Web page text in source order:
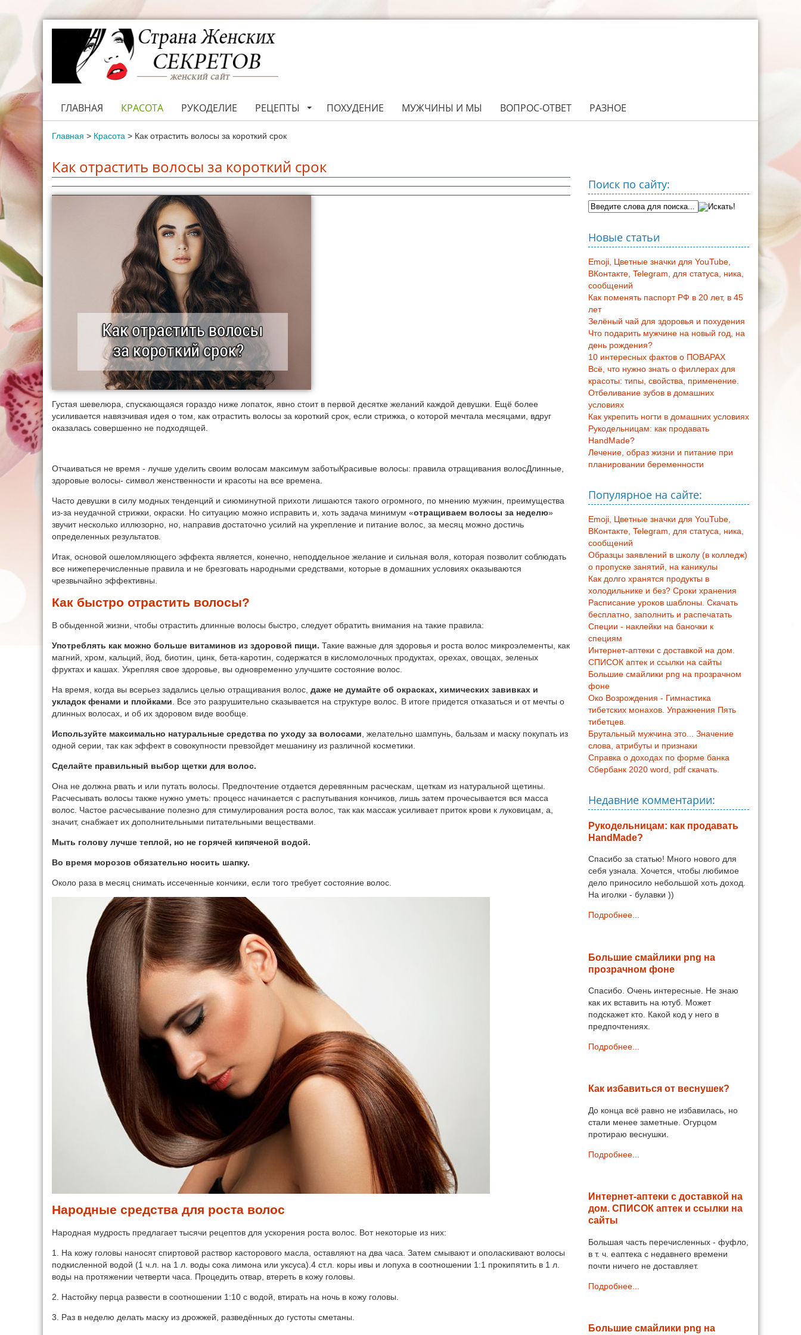
ГЛАВНАЯ КРАСОТА РУКОДЕЛИЕ РЕЦЕПТЫ ПОХУДЕНИЕ МУЖЧИНЫ И МЫ ВОПРОС-ОТВЕТ РАЗНОЕ
Главная > Красота > Как отрастить волосы за короткий срок
Как отрастить волосы за короткий срок
Густая шевелюра, спускающаяся гораздо ниже лопаток, явно стоит в первой десятке желаний каждой девушки. Ещё более
усиливается навязчивая идея о том, как отрастить волосы за короткий срок, если стрижка, о которой мечтала месяцами, вдруг
оказалась совершенно не подходящей.
Отчаиваться не время - лучше уделить своим волосам максимум заботыКрасивые волосы: правила отращивания волосДлинные,
здоровые волосы- символ женственности и красоты на все времена.
Часто девушки в силу модных тенденций и сиюминутной прихоти лишаются такого огромного, по мнению мужчин, преимущества
из-за неудачной стрижки, окраски. Но ситуацию можно исправить и, хоть задача минимум «отращиваем волосы за неделю»
звучит несколько иллюзорно, но, направив достаточно усилий на укрепление и питание волос, за месяц можно достичь
определенных результатов.
Итак, основой ошеломляющего эффекта является, конечно, неподдельное желание и сильная воля, которая позволит соблюдать
все нижеперечисленные правила и не брезговать народными средствами, которые в домашних условиях оказываются
чрезвычайно эффективны.
Как быстро отрастить волосы?
В обыденной жизни, чтобы отрастить длинные волосы быстро, следует обратить внимания на такие правила:
Употреблять как можно больше витаминов из здоровой пищи. Такие важные для здоровья и роста волос микроэлементы, как
магний, хром, кальций, йод, биотин, цинк, бета-каротин, содержатся в кисломолочных продуктах, орехах, овощах, зеленых
фруктах и кашах. Укрепляя свое здоровье, вы одновременно улучшите состояние волос.
На время, когда вы всерьез задались целью отращивания волос, даже не думайте об окрасках, химических завивках и
укладок фенами и плойками . Все это разрушительно сказывается на структуре волос. В итоге придется отказаться и от мечты о
длинных волосах, и об их здоровом виде вообще.
Используйте максимально натуральные средства по уходу за волосами , желательно шампунь, бальзам и маску покупать из
одной серии, так как эффект в совокупности превзойдет мешанину из различной косметики.
Сделайте правильный выбор щетки для волос.
Она не должна рвать и или путать волосы. Предпочтение отдается деревянным расческам, щеткам из натуральной щетины.
Расчесывать волосы также нужно уметь: процесс начинается с распутывания кончиков, лишь затем прочесывается вся масса
волос. Частое расчесывание полезно для стимулирования роста волос, так как массаж усиливает приток крови к луковицам, а,
значит, снабжает их дополнительными питательными веществами.
Мыть голову лучше теплой, но не горячей кипяченой водой.
Во время морозов обязательно носить шапку.
Около раза в месяц снимать иссеченные кончики, если того требует состояние волос.
Народные средства для роста волос
Народная мудрость предлагает тысячи рецептов для ускорения роста волос. Вот некоторые из них:
1. На кожу головы наносят спиртовой раствор касторового масла, оставляют на два часа. Затем смывают и ополаскивают волосы
подкисленной водой (1 ч.л. на 1 л. воды сока лимона или уксуса).4 ст.л. коры ивы и лопуха в соотношении 1:1 прокипятить в 1 л.
воды на протяжении четверти часа. Процедить отвар, втереть в кожу головы.
2. Настойку перца развести в соотношении 1:10 с водой, втирать на ночь в кожу головы.
3. Раз в неделю делать маску из дрожжей, разведённых до густоты сметаны.
Поиск по сайту:
Новые статьи
Emoji, Цветные значки для YouTube,
ВКонтакте, Telegram, для статуса, ника,
сообщений
Как поменять паспорт РФ в 20 лет, в 45
лет
Зелёный чай для здоровья и похудения
Что подарить мужчине на новый год, на
день рождения?
10 интересных фактов о ПОВАРАХ
Всё, что нужно знать о филлерах для
красоты: типы, свойства, применение.
Отбеливание зубов в домашних
условиях
Как укрепить ногти в домашних условиях
Рукодельницам: как продавать
HandMade?
Лечение, образ жизни и питание при
планировании беременности
Популярное на сайте:
Emoji, Цветные значки для YouTube,
ВКонтакте, Telegram, для статуса, ника,
сообщений
Образцы заявлений в школу (в колледж)
о пропуске занятий, на каникулы
Как долго хранятся продукты в
холодильнике и без? Сроки хранения
Расписание уроков шаблоны. Скачать
бесплатно, заполнить и распечатать
Специи - наклейки на баночки к
специям
Интернет-аптеки с доставкой на дом.
СПИСОК аптек и ссылки на сайты
Большие смайлики png на прозрачном
фоне
Око Возрождения - Гимнастика
тибетских монахов. Упражнения Пять
тибетцев.
Брутальный мужчина это... Значение
слова, атрибуты и признаки
Справка о доходах по форме банка
Сбербанк 2020 word, pdf скачать.
Недавние комментарии:
Рукодельницам: как продавать
HandMade?
Спасибо за статью! Много нового для
себя узнала. Хочется, чтобы любимое
дело приносило небольшой хоть доход.
На иголки - булавки ))
Подробнее...
Большие смайлики png на
прозрачном фоне
Спасибо. Очень интересные. Не знаю
как их вставить на ютуб. Может
подскажет кто. Какой код у него в
предпочтениях.
Подробнее...
Как избавиться от веснушек?
До конца всё равно не избавилась, но
стали менее заметные. Огурцом
протираю веснушки.
Подробнее...
Интернет-аптеки с доставкой на
дом. СПИСОК аптек и ссылки на
сайты
Большая часть перечисленных - фуфло,
в т. ч. еаптека с недавнего времени
почти ничего не доставляет.
Подробнее...
Большие смайлики png на